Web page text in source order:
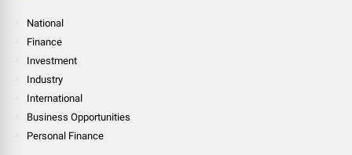
National
Finance
Investment
Industry
International
Business Opportunities
Personal Finance